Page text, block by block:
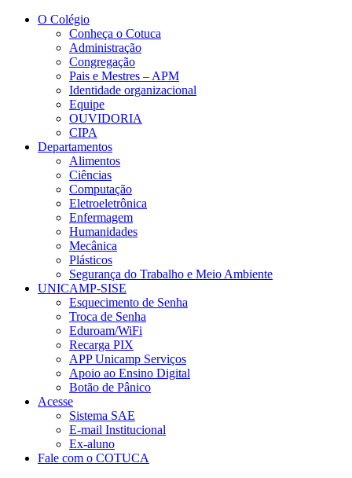
Conteúdo principal
O Colégio
Conheça o Cotuca
Administração
Congregação
Pais e Mestres – APM
Identidade organizacional
Equipe
OUVIDORIA
CIPA
Departamentos
Alimentos
Ciências
Computação
Eletroeletrônica
Enfermagem
Humanidades
Mecânica
Plásticos
Segurança do Trabalho e Meio Ambiente
UNICAMP-SISE
Esquecimento de Senha
Troca de Senha
Eduroam/WiFi
Recarga PIX
APP Unicamp Serviços
Apoio ao Ensino Digital
Botão de Pânico
Acesse
Sistema SAE
E-mail Institucional
Ex-aluno
Fale com o COTUCA